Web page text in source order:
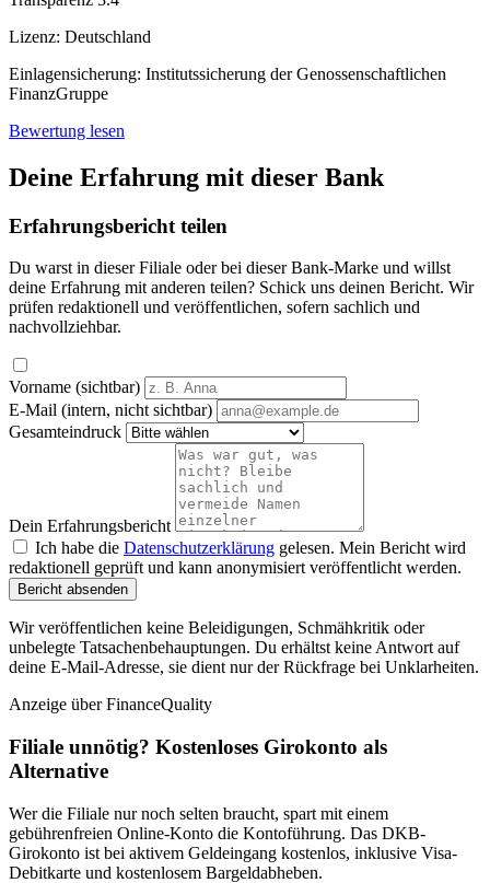
Lizenz: Deutschland
Einlagensicherung: Institutssicherung der Genossenschaftlichen
FinanzGruppe
Bewertung lesen
Deine Erfahrung mit dieser Bank
Erfahrungsbericht teilen
Du warst in dieser Filiale oder bei dieser Bank-Marke und willst
deine Erfahrung mit anderen teilen? Schick uns deinen Bericht. Wir
prüfen redaktionell und veröffentlichen, sofern sachlich und
nachvollziehbar.
Vorname (sichtbar)
E-Mail (intern, nicht sichtbar)
Gesamteindruck
Dein Erfahrungsbericht
Ich habe die Datenschutzerklärung gelesen. Mein Bericht wird
redaktionell geprüft und kann anonymisiert veröffentlicht werden.
Bericht absenden
Wir veröffentlichen keine Beleidigungen, Schmähkritik oder
unbelegte Tatsachenbehauptungen. Du erhältst keine Antwort auf
deine E-Mail-Adresse, sie dient nur der Rückfrage bei Unklarheiten.
Anzeige über FinanceQuality
Filiale unnötig? Kostenloses Girokonto als
Alternative
Wer die Filiale nur noch selten braucht, spart mit einem
gebührenfreien Online-Konto die Kontoführung. Das DKB-
Girokonto ist bei aktivem Geldeingang kostenlos, inklusive Visa-
Debitkarte und kostenlosem Bargeldabheben.